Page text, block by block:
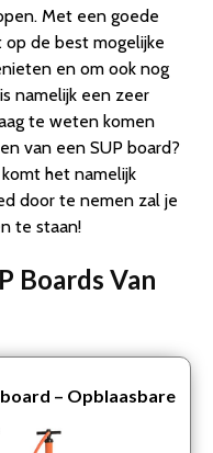
Zitje en Dubbele …
accessoires – turquoise
– complete set – tot 80
– Special Edition – 285
telefoonh…
board opblaasbaar –
4 – 2021 – Opblaasbare
Stand up Paddle
| 305cm lang | ma…
Met een goede
op de best mogelijke
en om ook nog
namelijk een zeer
te weten komen
van een SUP board?
het namelijk
door te nemen zal je
te staan!
Boards Van
– Opblaasbare
Paddleboard